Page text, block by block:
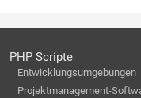
PHP Scripte
Entwicklungsumgebungen
Projektmanagement-